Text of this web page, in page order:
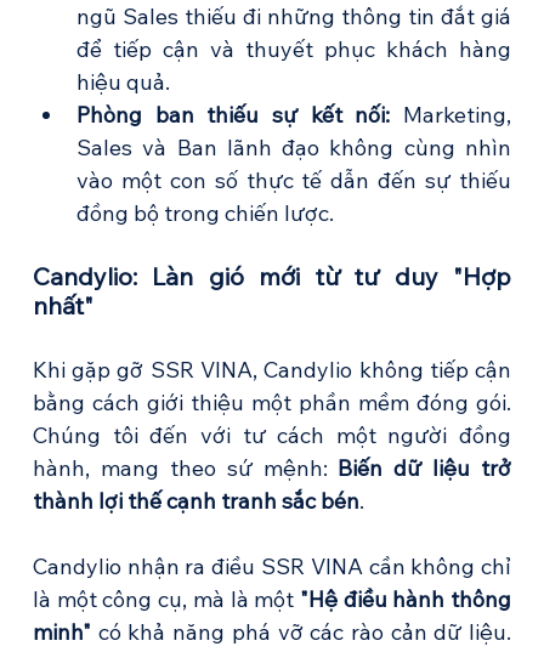
ngũ Sales thiếu đi những thông tin đắt giá
để tiếp cận và thuyết phục khách hàng
hiệu quả.
Phòng ban thiếu sự kết nối: Marketing,
Sales và Ban lãnh đạo không cùng nhìn
vào một con số thực tế dẫn đến sự thiếu
đồng bộ trong chiến lược.
Candylio: Làn gió mới từ tư duy "Hợp
nhất"
Khi gặp gỡ SSR VINA, Candylio không tiếp cận
bằng cách giới thiệu một phần mềm đóng gói.
Chúng tôi đến với tư cách một người đồng
hành, mang theo sứ mệnh: Biến dữ liệu trở
thành lợi thế cạnh tranh sắc bén.
Candylio nhận ra điều SSR VINA cần không chỉ
là một công cụ, mà là một "Hệ điều hành thông
minh" có khả năng phá vỡ các rào cản dữ liệu.